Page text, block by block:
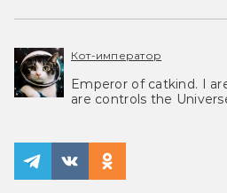
Кот-император
Emperor of catkind. I
are controls the